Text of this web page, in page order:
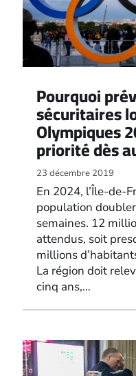
Pourquoi
sécuritaires
Olympiques
priorité dès
23 décembre 2019
En 2024, l’Île-de-
population
semaines. 12
attendus, soit
millions
La région doit
cinq ans,…